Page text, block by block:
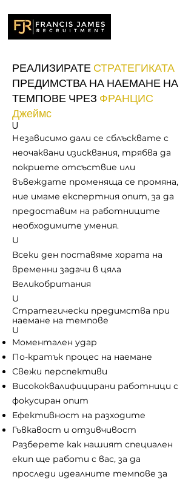
РЕАЛИЗИРАТЕ СТРАТЕГИКАТА
ПРЕДИМСТВА НА НАЕМАНЕ НА
ТЕМПОВЕ ЧРЕЗ ФРАНЦИС
Джеймс
U
Независимо дали се сблъсквате с
неочаквани изисквания, трябва да
покриете отсъствие или
въвеждате променяща се промяна,
ние имаме експертния опит, за да
предоставим на работниците
необходимите умения.
U
Всеки ден поставяме хората на
временни задачи в цяла
Великобритания
U
Стратегически предимства при
наемане на темпове
U
Моментален удар
По-кратък процес на наемане
Свежи перспективи
Висококвалифицирани работници с
фокусиран опит
Ефективност на разходите
Гъвкавост и отзивчивост
Разберете как нашият специален
екип ще работи с вас, за да
проследи идеалните темпове за